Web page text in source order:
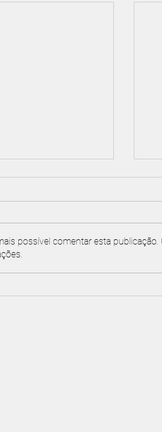
& Resort Best
possível comentar esta